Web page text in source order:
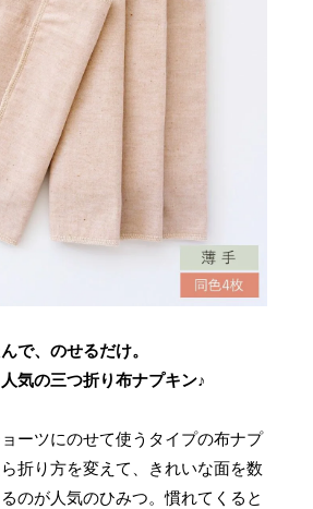
で、のせるだけ。
気の三つ折り布ナプキン♪
ーツにのせて使うタイプの布ナプ
折り方を変えて、きれいな面を数
のが人気のひみつ。慣れてくると